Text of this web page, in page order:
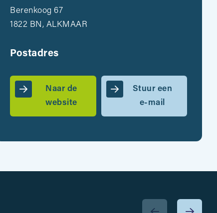
Berenkoog 67
1822 BN, ALKMAAR
Postadres
Naar de
website
Stuur een
e-mail